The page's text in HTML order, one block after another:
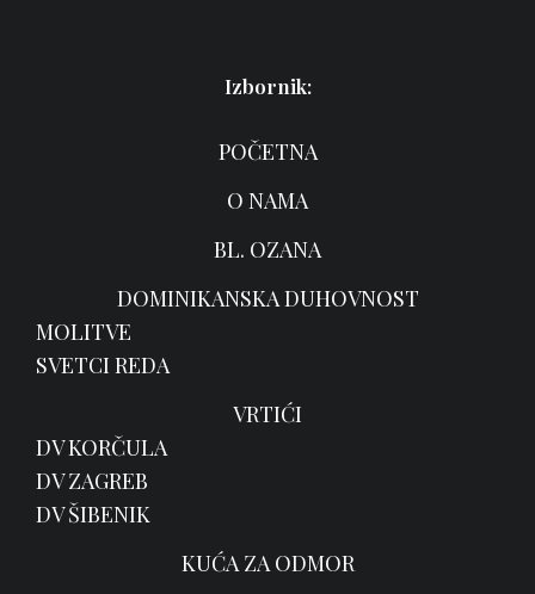
Izbornik:
POČETNA
O NAMA
BL. OZANA
DOMINIKANSKA DUHOVNOST
MOLITVE
SVETCI REDA
VRTIĆI
DV KORČULA
DV ZAGREB
DV ŠIBENIK
KUĆA ZA ODMOR